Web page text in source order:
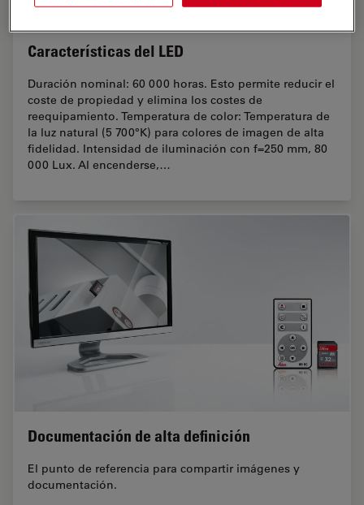
Características del LED
Duración nominal: 60 000 horas. Esto permite reducir el
coste de propiedad y elimina los costes de
reequipamiento. Temperatura de color: Temperatura de
la luz natural (5 700°K) para colores de imagen de alta
fidelidad. Intensidad de iluminación con f=250 mm, 80
000 Lux. Al encenderse,…
Documentación de alta definición
El punto de referencia para compartir imágenes y
documentación.